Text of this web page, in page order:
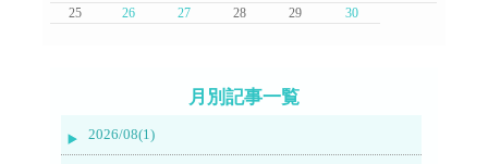
25
26 27 28 29 30
月別記事一覧
2026/08(1)